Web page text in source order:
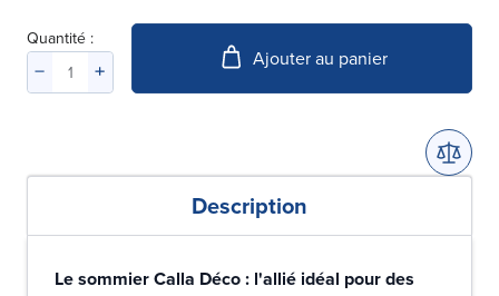
Quantité :
Ajouter au panier
Description
Le sommier Calla Déco : l'allié idéal pour des